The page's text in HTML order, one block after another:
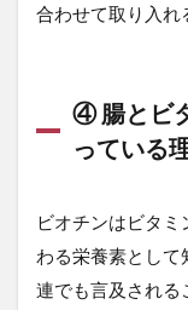
合わせて取り入れ
④ 腸とビ
っている
ビオチンはビタ
わる栄養素として
連でも言及される